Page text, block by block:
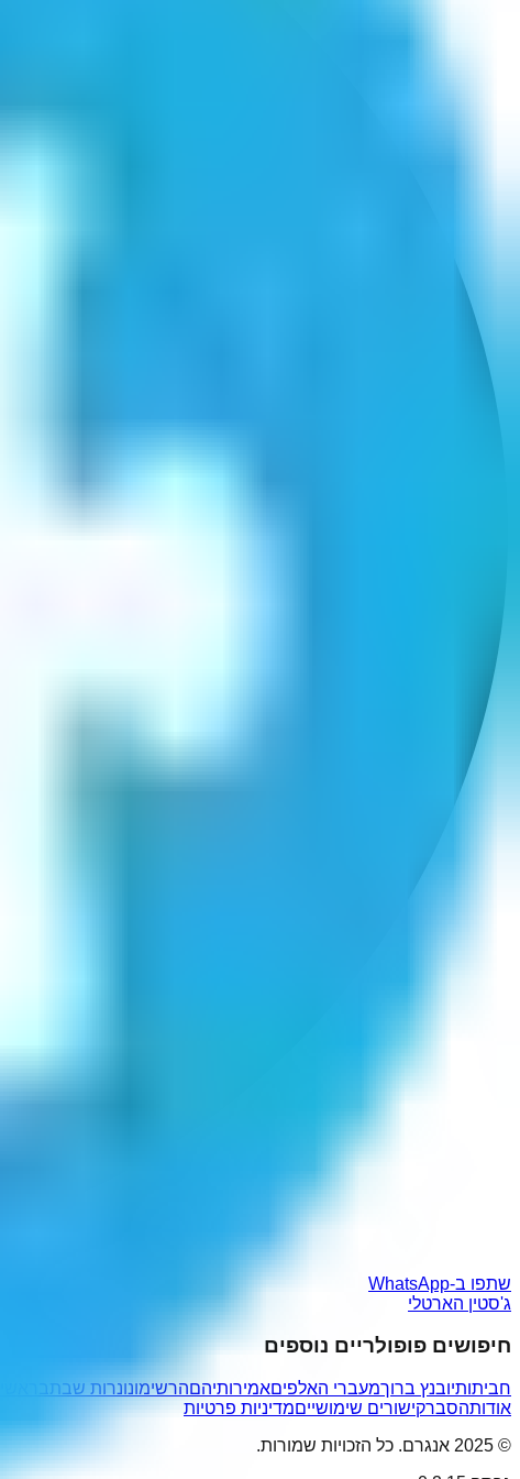
שתפו ב-WhatsApp
ג'סטין הארטלי
חיפושים פופולריים נוספים
חביתותיובנץ ברוךמעברי האלפיםאמירותיהםהרשימונונרות שבת
אודותהסברקישורים שימושייםמדיניות פרטיות
© 2025 אנגרם. כל הזכויות שמורות.